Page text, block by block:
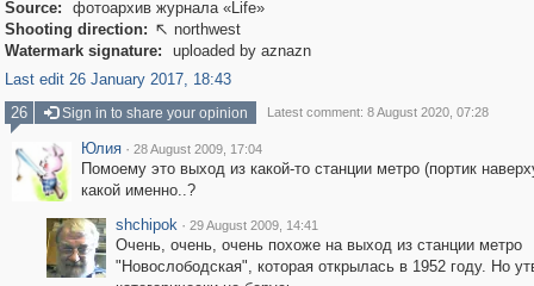
Source:
фотоархив журнала «Life»
Shooting direction:  northwest
Watermark signature:
uploaded by aznazn
Last edit 26 January 2017, 18:43
26
Sign in to share your opinion Latest comment: 8 August 2020, 07:28
Юлия · 28 August 2009, 17:04
Помоему это выход из какой-то станции метро (портик
какой именно..?
shchipok · 29 August 2009, 14:41
Очень, очень, очень похоже на выход из станции метро
"Новослободская", которая открылась в 1952 году. Но